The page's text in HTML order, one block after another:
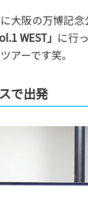
大阪の万博記念
WEST」 に行
アーです笑。
で出発